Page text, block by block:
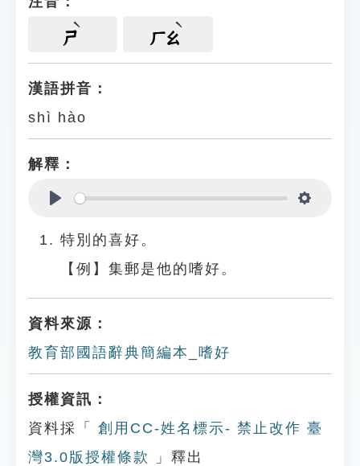
遊戲專區
貓頭鷹博士
ㄕ ㄏㄠ
漢語拼音：
shì hào
解釋：
特別的喜好。
【例】集郵是他的嗜好。
資料來源：
教育部國語辭典簡編本_嗜好
授權資訊：
資料採「
創用CC-姓名標示- 禁止改作 臺
灣3.0版授權條款
」釋出